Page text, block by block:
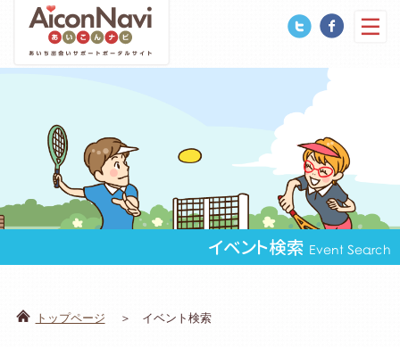
イベント検索 Event Search
トップページ イベント検索